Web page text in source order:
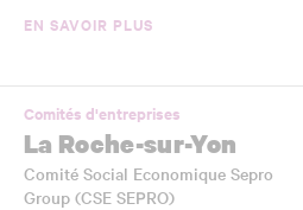
EN SAVOIR PLUS
Comités d'entreprises
La Roche-sur-Yon
Comité Social Economique Sepro
Group (CSE SEPRO)